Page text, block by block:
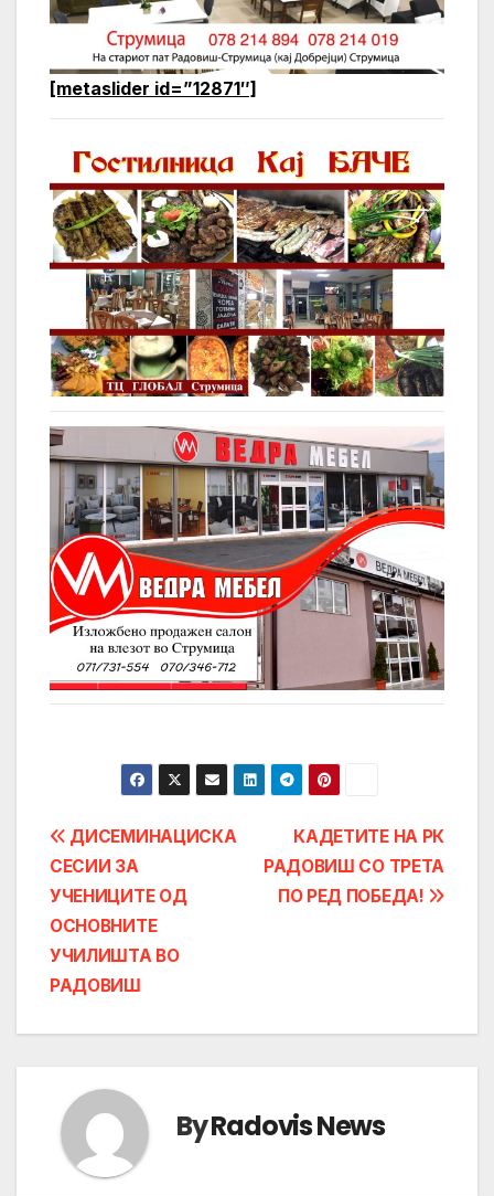
[metaslider id=”12871″]
Post
navigation
КАДЕТИТЕ НА РК
РАДОВИШ СО ТРЕТА
ПО РЕД ПОБЕДА!
ДИСЕМИНАЦИСКА
СЕСИИ ЗА
УЧЕНИЦИТЕ ОД
ОСНОВНИТЕ
УЧИЛИШТА ВО
РАДОВИШ
ByRadovis News